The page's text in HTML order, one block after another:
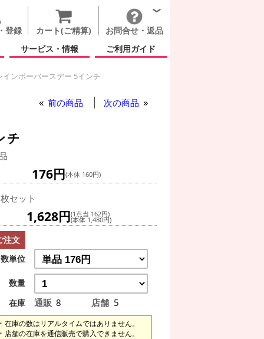
登録 カート(ご精算)
お問合せ・返品
サービス・情報
ご利用ガイド
ンボーバースデー 5インチ
前の商品 次の商品
チ
176円(本体 160円)
セット
1,628円(1点当 162円)
(本体 1,480円)
注文
数単位
数量
在庫
通販 8 店舗 5
在庫の数はリアルタイムではありません。
店舗の在庫を通信販売で購入できません。